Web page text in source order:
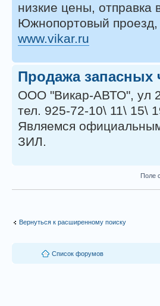
низкие цены,
Южнопортовый
www.vikar.ru
Продажа запасных
OOO "Викар-АВТО", ул
тел. 925-72-10\ 11\ 15\
Являемся
ЗИЛ.
Поле
Вернуться к расширенному поиску
Список форумов